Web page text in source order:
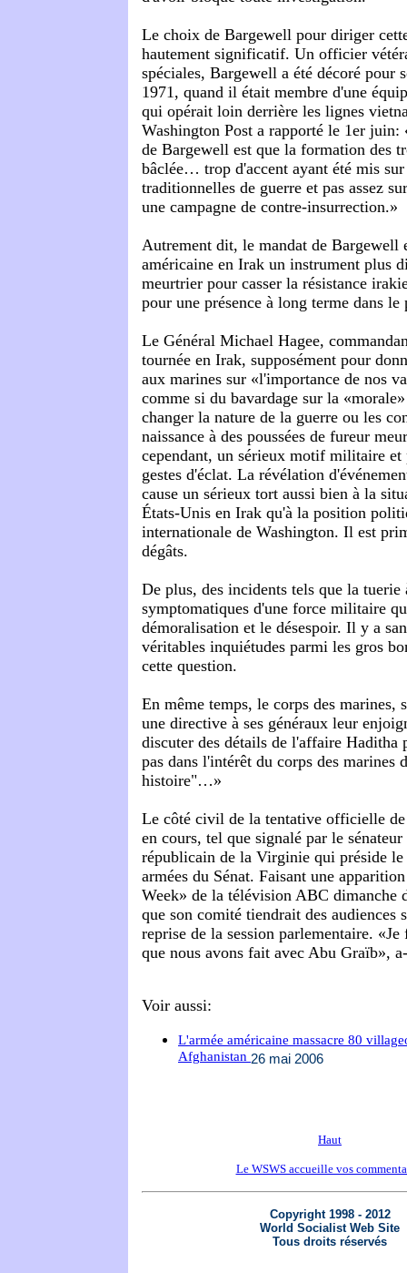
Le choix de Bargewell pour diriger
hautement significatif. Un officier
spéciales, Bargewell a été décoré pour
1971, quand il était membre d'une
qui opérait loin derrière les lignes
Washington Post a rapporté le 1er juin:
de Bargewell est que la formation des
bâclée… trop d'accent ayant été mis sur
traditionnelles de guerre et pas assez
une campagne de contre-insurrection.»
Autrement dit, le mandat de Bargewell
américaine en Irak un instrument plus
meurtrier pour casser la résistance
pour une présence à long terme dans le
Le Général Michael Hagee,
tournée en Irak, supposément pour
aux marines sur «l'importance de nos
comme si du bavardage sur la
changer la nature de la guerre ou les
naissance à des poussées de fureur
cependant, un sérieux motif militaire et
gestes d'éclat. La révélation
cause un sérieux tort aussi bien à la
États-Unis en Irak qu'à la position
internationale de Washington. Il est
dégâts.
De plus, des incidents tels que la tuerie
symptomatiques d'une force militaire
démoralisation et le désespoir. Il y a
véritables inquiétudes parmi les gros
cette question.
En même temps, le corps des marines,
une directive à ses généraux leur
discuter des détails de l'affaire Haditha
pas dans l'intérêt du corps des marines
histoire"…»
Le côté civil de la tentative officielle de
en cours, tel que signalé par le
républicain de la Virginie qui préside
armées du Sénat. Faisant une
Week» de la télévision ABC dimanche
que son comité tiendrait des audiences
reprise de la session parlementaire. «Je
que nous avons fait avec Abu Graïb»,
Voir aussi:
L'armée américaine massacre 80
Afghanistan26 mai 2006
Haut
Le WSWS accueille vos
Copyright 1998 - 2012
World Socialist Web Site
Tous droits réservés